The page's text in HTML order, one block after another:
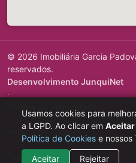
© 2026 Imobiliária Garcia
reservados.
Desenvolvimento JunquiNet
·
Política de Cookies
Termos de Uso
Usamos cookies para
a LGPD. Ao clicar em Aceitar
Política de Cookies e nossos
Aceitar
Rejeitar